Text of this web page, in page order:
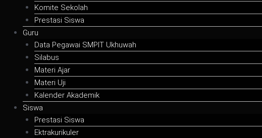
Komite Sekolah
Prestasi Siswa
Guru
Data Pegawai SMPIT Ukhuwah
Silabus
Materi Ajar
Materi Uji
Kalender Akademik
Siswa
Prestasi Siswa
Ektrakurikuler